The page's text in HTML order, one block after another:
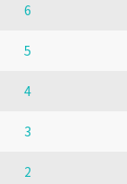
6
5
4
3
2